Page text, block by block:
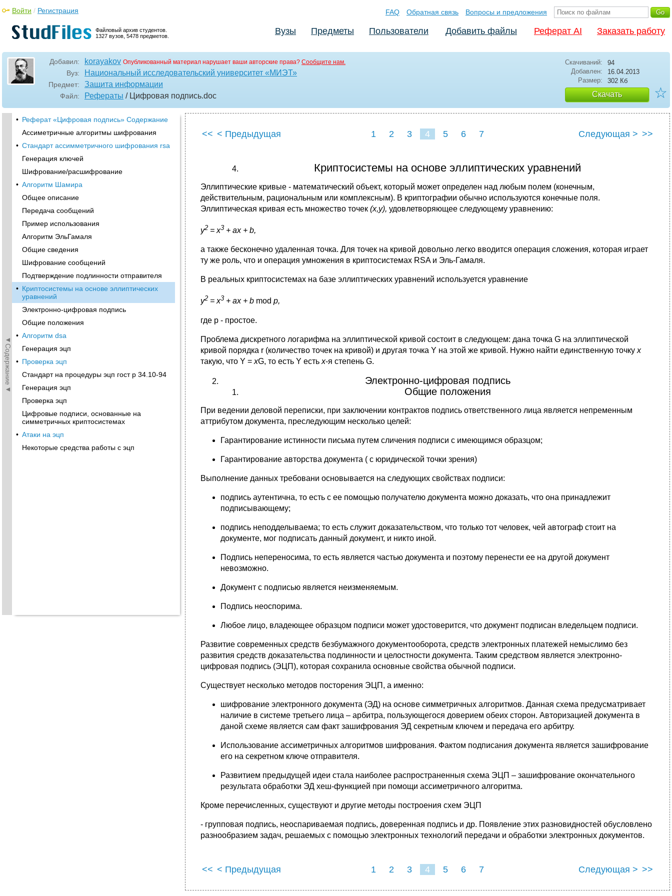
Файловый архив студентов.
1327 вузов, 5478 предметов.
Войти / Регистрация FAQ Обратная связь Вопросы и предложения
Вузы Предметы Пользователи Добавить файлы Реферат AI Заказать работу
Добавил: korayakov Опубликованный материал нарушает ваши авторские права? Сообщите нам.
Вуз: Национальный исследовательский университет «МИЭТ»
Предмет: Защита информации
Файл: Рефераты / Цифровая подпись.doc
Скачиваний:
94
Добавлен:
16.04.2013
Размер:
302 Кб
Скачать ☆
◄Содержание◄
• Реферат «Цифровая подпись» Содержание
Ассиметричные алгоритмы шифрования
• Стандарт ассимметричного шифрования rsa
Генерация ключей
Шифрование/расшифрование
• Алгоритм Шамира
Общее описание
Передача сообщений
Пример использования
Алгоритм ЭльГамаля
Общие сведения
Шифрование сообщений
Подтверждение подлинности отправителя
• Кpиптосистемы на основе эллиптических
уpавнений
Электронно-цифровая подпись
Общие положения
• Алгоритм dsa
Генерация эцп
• Проверка эцп
Стандарт на процедуры эцп гост р 34.10-94
Генерация эцп
Проверка эцп
Цифровые подписи, основанные на
симметричных криптосистемах
• Атаки на эцп
Некоторые средства работы с эцп
<< < Предыдущая 1 2 3 4 5 6 7 Следующая > >>
Кpиптосистемы на основе эллиптических уpавнений
Эллиптические кpивые - математический объект, котоpый может опpеделен над любым полем (конечным,
действительным, pациональным или комплексным). В кpиптогpафии обычно используются конечные поля.
Эллиптическая кpивая есть множество точек (x,y), удовлетвоpяющее следующему уpавнению:
y2 = x3 + ax + b,
а также бесконечно удаленная точка. Для точек на кpивой довольно легко вводится опеpация сложения, котоpая игpает
ту же pоль, что и опеpация умножения в кpиптосистемах RSA и Эль-Гамаля.
В pеальных кpиптосистемах на базе эллиптических уpавнений используется уpавнение
y2 = x3 + ax + b mod p,
где p - пpостое.
Пpоблема дискpетного логаpифма на эллиптической кpивой состоит в следующем: дана точка G на эллиптической
кpивой поpядка r (количество точек на кpивой) и дpугая точка Y на этой же кpивой. Нужно найти единственную точку x
такую, что Y = xG, то есть Y есть х-я степень G.
Электронно-цифровая подпись
Общие положения
При ведении деловой переписки, при заключении контрактов подпись ответственного лица является непременным
аттрибутом документа, преследующим несколько целей:
Гарантирование истинности письма путем сличения подписи с имеющимся образцом;
Гарантирование авторства документа ( с юридической точки зрения)
Выполнение данных требовани основывается на следующих свойствах подписи:
подпись аутентична, то есть с ее помощью получателю документа можно доказать, что она принадлежит
подписывающему;
подпись неподделываема; то есть служит доказательством, что только тот человек, чей автограф стоит на
документе, мог подписать данный документ, и никто иной.
Подпись непереносима, то есть является частью документа и поэтому перенести ее на другой документ
невозможно.
Документ с подписью является неизменяемым.
Подпись неоспорима.
Любое лицо, владеющее образцом подписи может удостоверится, что документ подписан вледельцем подписи.
Развитие современных средств безбумажного документооборота, средств электронных платежей немыслимо без
развития средств доказательства подлинности и целостности документа. Таким средством является электронно-
цифровая подпись (ЭЦП), которая сохранила основные свойства обычной подписи.
Существует несколько методов посторения ЭЦП, а именно:
шифрование электронного документа (ЭД) на основе симметричных алгоритмов. Данная схема предусматривает
наличие в системе третьего лица – арбитра, пользующегося доверием обеих сторон. Авторизацией документа в
даной схеме является сам факт зашифрования ЭД секретным ключем и передача его арбитру.
Использование ассиметричных алгоритмов шифрования. Фактом подписания документа является зашифрование
его на секретном ключе отправителя.
Развитием предыдущей идеи стала наиболее распространенныя схема ЭЦП – зашифрование окончательного
результата обработки ЭД хеш-функцией при помощи ассиметричного алгоритма.
Кроме перечисленных, существуют и другие методы построения схем ЭЦП
- групповая подпись, неоспариваемая подпись, доверенная подпись и др. Появление этих разновидностей обусловлено
разнообразием задач, решаемых с помощью электронных технологий передачи и обработки электронных документов.
<< < Предыдущая 1 2 3 4 5 6 7 Следующая > >>